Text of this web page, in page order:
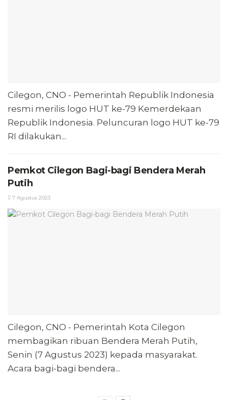
Cilegon, CNO - Pemerintah Republik Indonesia
resmi merilis logo HUT ke-79 Kemerdekaan
Republik Indonesia. Peluncuran logo HUT ke-79
RI dilakukan...
Pemkot Cilegon Bagi-bagi Bendera Merah
Putih
7 Agustus 2023
Cilegon, CNO - Pemerintah Kota Cilegon
membagikan ribuan Bendera Merah Putih,
Senin (7 Agustus 2023) kepada masyarakat.
Acara bagi-bagi bendera...